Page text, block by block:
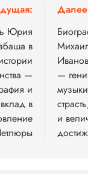
Юрия
в
—
и
вклад в
—
и